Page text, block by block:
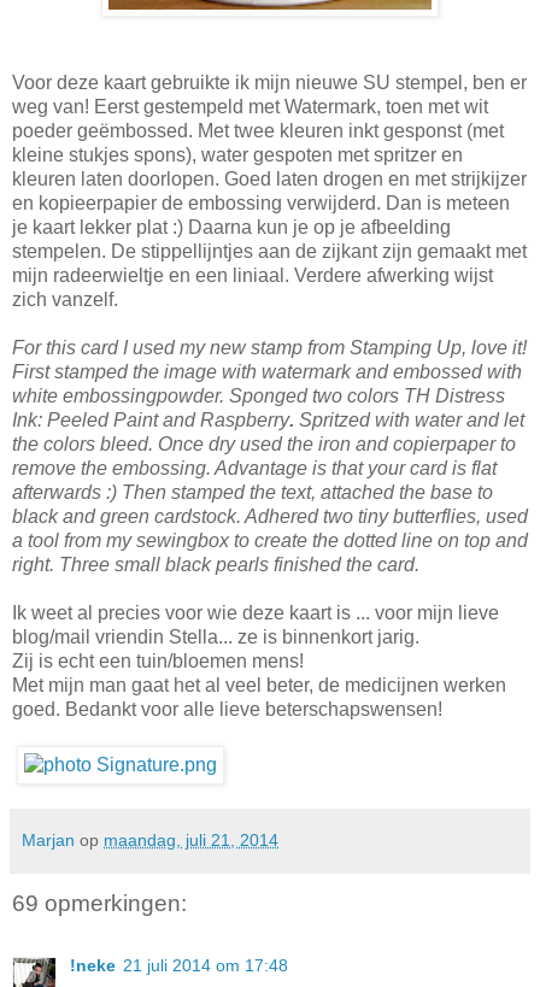
Voor deze kaart gebruikte ik mijn nieuwe SU stempel, ben er
weg van! Eerst gestempeld met Watermark, toen met wit
poeder geëmbossed. Met twee kleuren inkt gesponst (met
kleine stukjes spons), water gespoten met spritzer en
kleuren laten doorlopen. Goed laten drogen en met strijkijzer
en kopieerpapier de embossing verwijderd. Dan is meteen
je kaart lekker plat :) Daarna kun je op je afbeelding
stempelen. De stippellijntjes aan de zijkant zijn gemaakt met
mijn radeerwieltje en een liniaal. Verdere afwerking wijst
zich vanzelf.
For this card I used my new stamp from Stamping Up, love it!
First stamped the image with watermark and embossed with
white embossingpowder. Sponged two colors TH Distress
Ink: Peeled Paint and Raspberry. Spritzed with water and let
the colors bleed. Once dry used the iron and copierpaper to
remove the embossing. Advantage is that your card is flat
afterwards :) Then stamped the text, attached the base to
black and green cardstock. Adhered two tiny butterflies, used
a tool from my sewingbox to create the dotted line on top and
right. Three small black pearls finished the card.
Ik weet al precies voor wie deze kaart is ... voor mijn lieve
blog/mail vriendin Stella... ze is binnenkort jarig.
Zij is echt een tuin/bloemen mens!
Met mijn man gaat het al veel beter, de medicijnen werken
goed. Bedankt voor alle lieve beterschapswensen!
Marjan op maandag, juli 21, 2014
69 opmerkingen:
!neke 21 juli 2014 om 17:48